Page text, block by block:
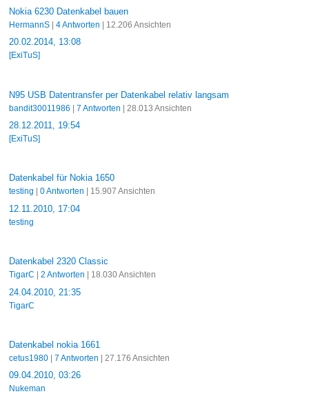
Nokia 6230 Datenkabel bauen
HermannS| 4 Antworten | 12.206 Ansichten
20.02.2014, 13:08
[ExiTuS]
N95 USB Datentransfer per Datenkabel relativ langsam
bandit30011986 7 Antworten | 28.013 Ansichten
28.12.2011, 19:54
[ExiTuS]
Datenkabel für Nokia 1650
testing 0 Antworten | 15.907 Ansichten
12.11.2010, 17:04
testing
Datenkabel 2320 Classic
TigarC 2 Antworten | 18.030 Ansichten
24.04.2010, 21:35
TigarC
Datenkabel nokia 1661
cetus1980| 7 Antworten | 27.176 Ansichten
09.04.2010, 03:26
Nukeman